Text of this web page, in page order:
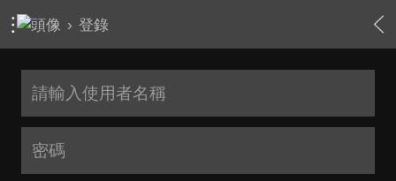
› 登錄